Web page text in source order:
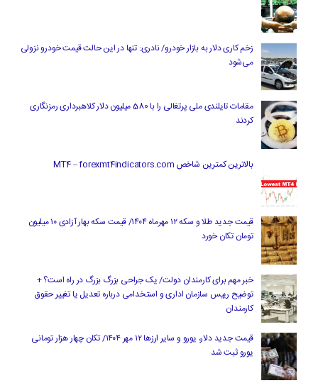
زخم کاری دلار به بازار خودرو/ نادری: تنها در این حالت قیمت خودرو نزولی
می‌شود
مقامات تایلندی ملی پرتغالی را با 580 میلیون دلار کلاهبرداری رمزنگاری
کردند
بالاترین کمترین شاخص MT4 – forexmt4indicators.com
قیمت جدید طلا و سکه ۱۲ مهرماه ۱۴۰۴/ قیمت سکه بهار آزادی ۱۰ میلیون
تومان تکان خورد
خبر مهم برای کارمندان دولت/ یک جراحی بزرگ بزرگ در راه است؟ +
توضیح رییس سازمان اداری و استخدامی درباره تعدیل یا تغییر حقوق
کارمندان
قیمت جدید دلار، یورو و سایر ارزها ۱۲ مهر ۱۴۰۴/ تکان چهار هزار تومانی
یورو ثبت شد